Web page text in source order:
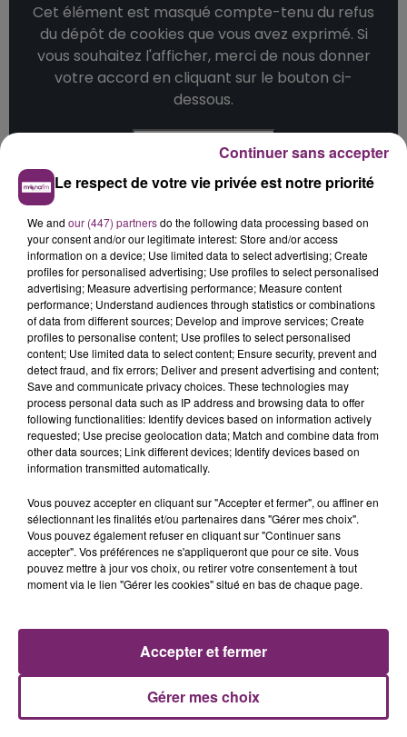
Cet élément est masqué compte-tenu du refus
du dépôt de cookies que vous avez exprimé. Si
vous souhaitez l'afficher, merci de nous donner
votre accord en cliquant sur le bouton ci-
dessous.
Afficher l'élément
La Bulle - Guinguette éphémère
Le respect de votre vie privée est notre priorité
We and our (447) partnersdo the following data processing based on
your consent and/or our legitimate interest: Store and/or access
information on a device; Use limited data to select advertising; Create
profiles for personalised advertising; Use profiles to select personalised
advertising; Measure advertising performance; Measure content
performance; Understand audiences through statistics or combinations
of data from different sources; Develop and improve services; Create
profiles to personalise content; Use profiles to select personalised
content; Use limited data to select content; Ensure security, prevent and
detect fraud, and fix errors; Deliver and present advertising and content;
Save and communicate privacy choices. These technologies may
process personal data such as IP address and browsing data to offer
following functionalities: Identify devices based on information actively
requested; Use precise geolocation data; Match and combine data from
other data sources; Link different devices; Identify devices based on
information transmitted automatically.
Vous pouvez accepter en cliquant sur "Accepter et fermer", ou affiner en
sélectionnant les finalités et/ou partenaires dans "Gérer mes choix".
Vous pouvez également refuser en cliquant sur "Continuer sans
accepter". Vos préférences ne s'appliqueront que pour ce site. Vous
pouvez mettre à jour vos choix, ou retirer votre consentement à tout
moment via le lien "Gérer les cookies" situé en bas de chaque page.
Gérer mes choix
Accepter et fermer
Continuer sans accepter